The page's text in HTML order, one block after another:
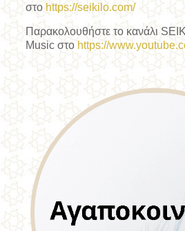
στο https://seikilo.com/
Παρακολουθήστε το κανάλι
Music στοhttps://